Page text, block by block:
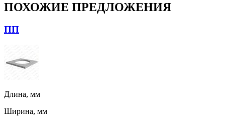
ПОХОЖИЕ ПРЕДЛОЖЕНИЯ
ПП
Длина, мм
Ширина, мм